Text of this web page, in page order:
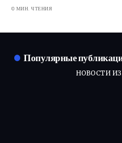
0 МИН. ЧТЕНИЯ
Популярные
НОВОСТИ